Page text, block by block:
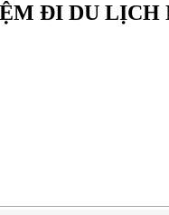
ĐI DU LỊCH